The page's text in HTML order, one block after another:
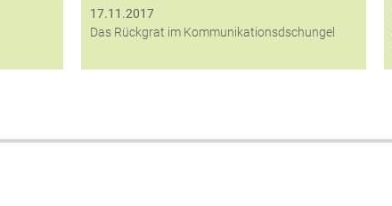
17.11.2017
Das Rückgrat im Kommunikationsdschungel